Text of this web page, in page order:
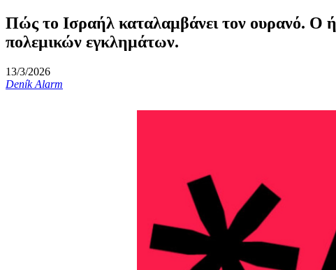
Πώς το Ισραήλ καταλαμβάνει τον ουρανό. Ο
πολεμικών εγκλημάτων.
13/3/2026
Deník Alarm